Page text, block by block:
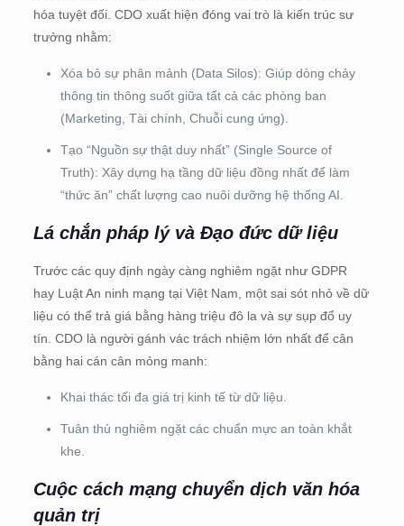
hóa tuyệt đối. CDO xuất hiện đóng vai trò là kiến trúc sư
trưởng nhằm:
Xóa bỏ sự phân mảnh (Data Silos): Giúp dòng chảy
thông tin thông suốt giữa tất cả các phòng ban
(Marketing, Tài chính, Chuỗi cung ứng).
Tạo “Nguồn sự thật duy nhất” (Single Source of
Truth): Xây dựng hạ tầng dữ liệu đồng nhất để làm
“thức ăn” chất lượng cao nuôi dưỡng hệ thống AI.
Lá chắn pháp lý và Đạo đức dữ liệu
Trước các quy định ngày càng nghiêm ngặt như GDPR
hay Luật An ninh mạng tại Việt Nam, một sai sót nhỏ về dữ
liệu có thể trả giá bằng hàng triệu đô la và sự sụp đổ uy
tín. CDO là người gánh vác trách nhiệm lớn nhất để cân
bằng hai cán cân mỏng manh:
Khai thác tối đa giá trị kinh tế từ dữ liệu.
Tuân thủ nghiêm ngặt các chuẩn mực an toàn khắt
khe.
Cuộc cách mạng chuyển dịch văn hóa
quản trị